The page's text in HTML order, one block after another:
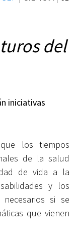
del
iniciativas
los tiempos
de la salud
de vida a la
y los
si se
que vienen